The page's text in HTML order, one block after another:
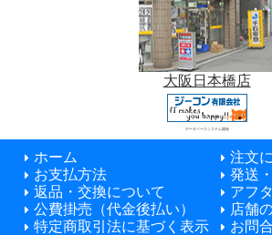
大阪日本橋店
データベースシステム開発
ホーム
注文
お支払方法
発送
返品・交換について
アフ
公費掛売（代金後払い）
店舗
特定商取引法に基づく表示
お問